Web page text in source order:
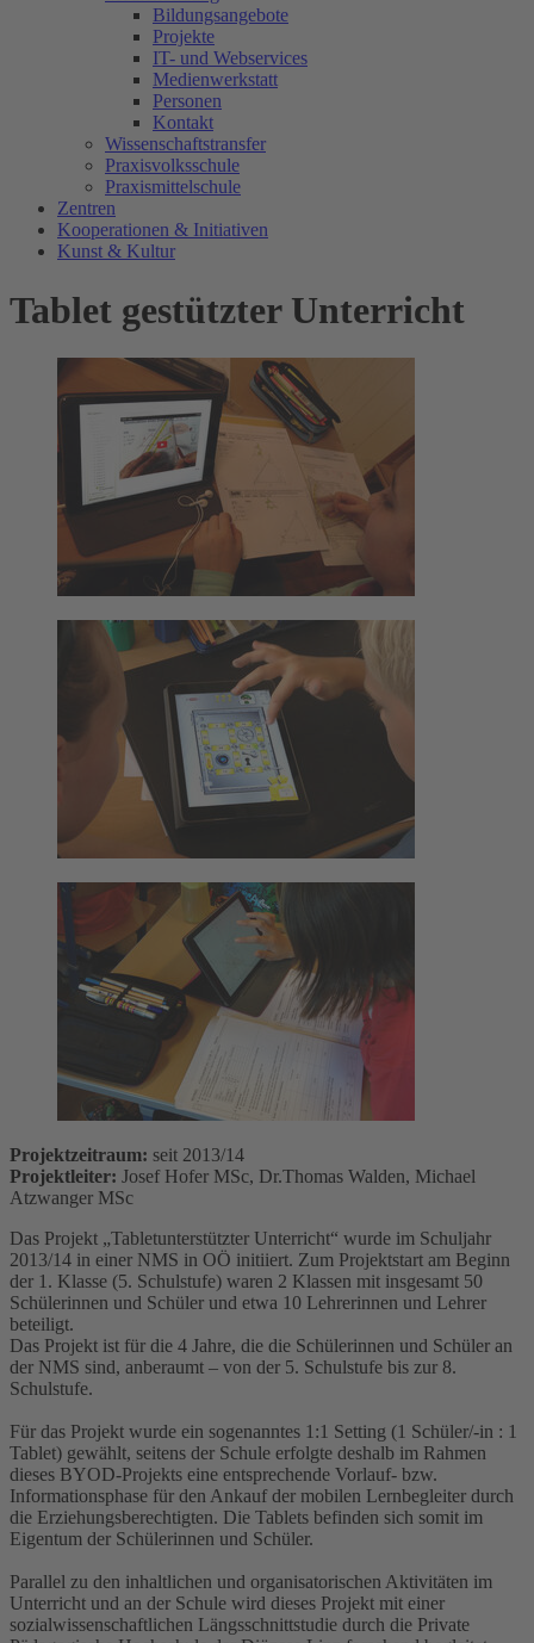
Bildungsangebote
Projekte
IT- und Webservices
Medienwerkstatt
Personen
Kontakt
Wissenschaftstransfer
Praxisvolksschule
Praxismittelschule
Zentren
Kooperationen & Initiativen
Kunst & Kultur
Tablet gestützter Unterricht
Projektzeitraum: seit 2013/14
Projektleiter: Josef Hofer MSc, Dr.Thomas Walden, Michael
Atzwanger MSc
Das Projekt „Tabletunterstützter Unterricht“ wurde im Schuljahr
2013/14 in einer NMS in OÖ initiiert. Zum Projektstart am Beginn
der 1. Klasse (5. Schulstufe) waren 2 Klassen mit insgesamt 50
Schülerinnen und Schüler und etwa 10 Lehrerinnen und Lehrer
beteiligt.
Das Projekt ist für die 4 Jahre, die die Schülerinnen und Schüler an
der NMS sind, anberaumt – von der 5. Schulstufe bis zur 8.
Schulstufe.
Für das Projekt wurde ein sogenanntes 1:1 Setting (1 Schüler/-in : 1
Tablet) gewählt, seitens der Schule erfolgte deshalb im Rahmen
dieses BYOD-Projekts eine entsprechende Vorlauf- bzw.
Informationsphase für den Ankauf der mobilen Lernbegleiter durch
die Erziehungsberechtigten. Die Tablets befinden sich somit im
Eigentum der Schülerinnen und Schüler.
Parallel zu den inhaltlichen und organisatorischen Aktivitäten im
Unterricht und an der Schule wird dieses Projekt mit einer
sozialwissenschaftlichen Längsschnittstudie durch die Private